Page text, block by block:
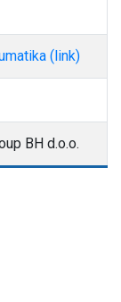
(link)
BH d.o.o.